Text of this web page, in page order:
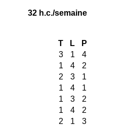
32 h.c./semaine
T L
P
3 1
4
1 4
2
2 3
1
1 4
1
1 3
2
1 4
2
2 1 3